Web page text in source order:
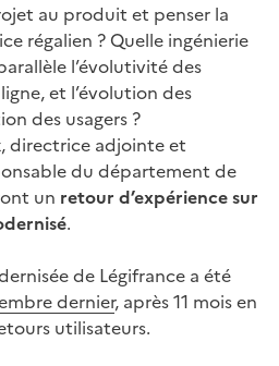
au produit et penser la
régalien ? Quelle ingénierie
l’évolutivité des
et l’évolution des
des usagers ?
directrice adjointe et
du département de
un retour d’expérience sur
.
de Légifrance a été
dernier, après 11 mois en
utilisateurs.